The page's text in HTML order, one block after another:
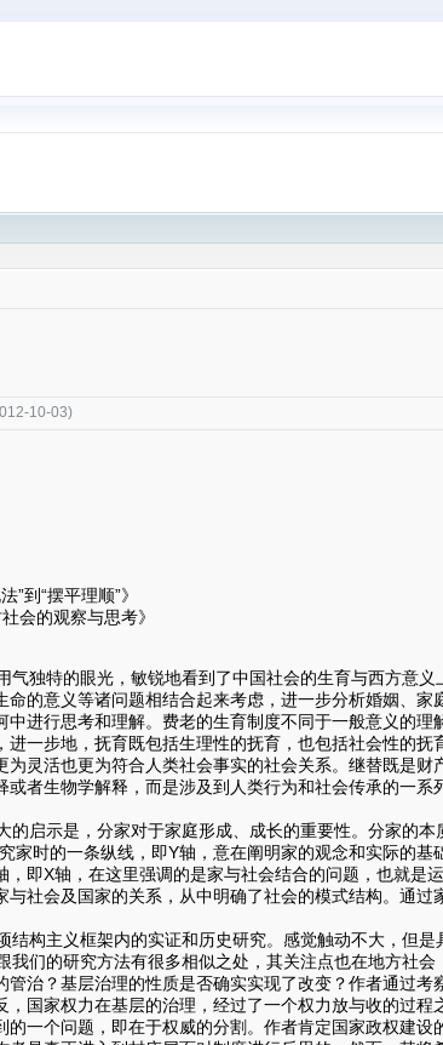
10-03)
到“摆平理顺”》
会的观察与思考》
独特的眼光，敏锐地看到了中国社会的生育与西方意
命的意义等诸问题相结合起来考虑，进一步分析婚姻、
进行思考和理解。费老的生育制度不同于一般意义的
一步地，抚育既包括生理性的抚育，也包括社会性的
灵活也更为符合人类社会事实的社会关系。继替既是
者生物学解释，而是涉及到人类行为和社会传承的一
启示是，分家对于家庭形成、成长的重要性。分家的
家时的一条纵线，即Y轴，意在阐明家的观念和实际的
即X轴，在这里强调的是家与社会结合的问题，也就是
社会及国家的关系，从中明确了社会的模式结构。通
构主义框架内的实证和历史研究。感觉触动不大，但是
们的研究方法有很多相似之处，其关注点也在地方社
治？基层治理的性质是否确实实现了改变？作者通过
国家权力在基层的治理，经过了一个权力放与收的过
一个问题，即在于权威的分割。作者肯定国家政权建